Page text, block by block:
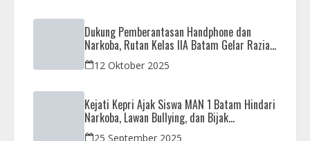
Dukung Pemberantasan Handphone dan
Narkoba, Rutan Kelas IIA Batam Gelar Razia
Bersama Aparat Penegak Hukum
12 Oktober 2025
Kejati Kepri Ajak Siswa MAN 1 Batam Hindari
Narkoba, Lawan Bullying, dan Bijak
Bermedsos
25 September 2025